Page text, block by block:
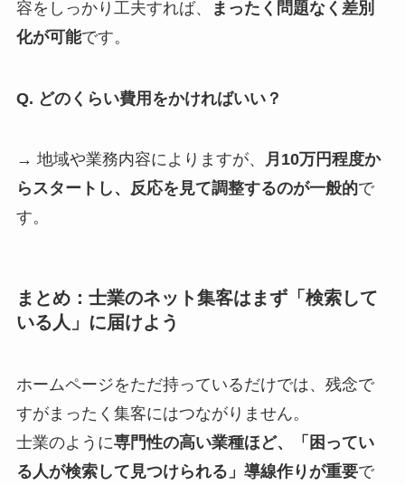
容をしっかり工夫すれば、
まったく問題なく差別
化が可能です。
Q. どのくらい費用をかければいい？
→ 地域や業務内容によりますが、
月10万円程度か
らスタートし、反応を見て調整するのが一般的で
す。
まとめ：士業のネット集客はまず「検索して
いる人」に届けよう
ホームページをただ持っているだけでは、残念で
すがまったく集客にはつながりません。
士業のように専門性の高い業種ほど、「困ってい
る人が検索して見つけられる」導線作りが重要で